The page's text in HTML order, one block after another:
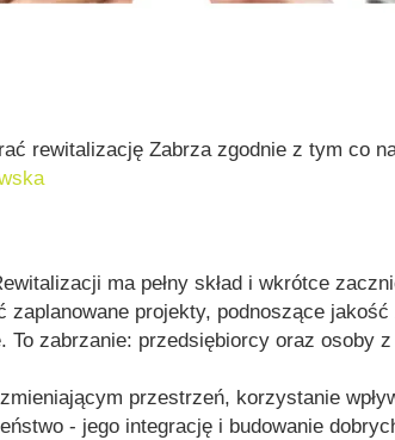
rewitalizację Zabrza zgodnie z tym co
ma pełny skład i wkrótce
zaplanowane projekty, podnoszące
zabrzanie: przedsiębiorcy oraz osoby
przestrzeń, korzystanie
- jego integrację i budowanie